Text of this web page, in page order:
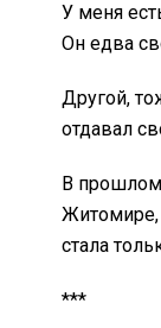
У меня
Он едва
Другой,
отдавал
В
Житомире,
стала
***